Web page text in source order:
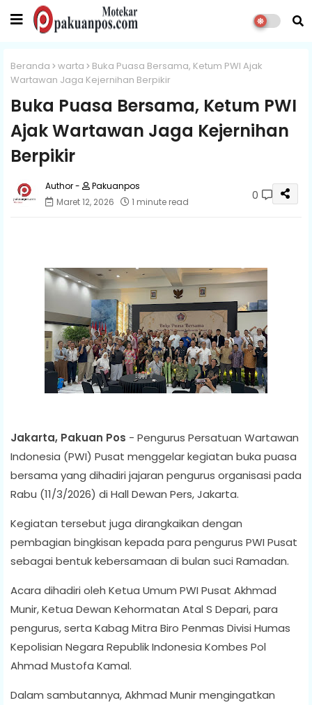
Beranda warta
Buka Puasa Bersama, Ketum PWI Ajak
Wartawan Jaga Kejernihan Berpikir
Buka Puasa Bersama, Ketum PWI
Ajak Wartawan Jaga Kejernihan
Berpikir
Pakuanpos
Maret 12, 2026
1 minute read 0
Jakarta, Pakuan Pos - Pengurus Persatuan Wartawan
Indonesia (PWI) Pusat menggelar kegiatan buka puasa
bersama yang dihadiri jajaran pengurus organisasi pada
Rabu (11/3/2026) di Hall Dewan Pers, Jakarta.
Kegiatan tersebut juga dirangkaikan dengan
pembagian bingkisan kepada para pengurus PWI Pusat
sebagai bentuk kebersamaan di bulan suci Ramadan.
Acara dihadiri oleh Ketua Umum PWI Pusat Akhmad
Munir, Ketua Dewan Kehormatan Atal S Depari, para
pengurus, serta Kabag Mitra Biro Penmas Divisi Humas
Kepolisian Negara Republik Indonesia Kombes Pol
Ahmad Mustofa Kamal.
Dalam sambutannya, Akhmad Munir mengingatkan